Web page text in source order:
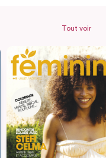
Tout voir